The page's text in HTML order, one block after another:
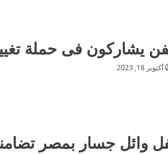
يشاركون فى حملة
أكتوبر 18, 2023
وائل جسار بمصر